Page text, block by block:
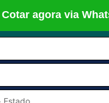
Cotar agora via